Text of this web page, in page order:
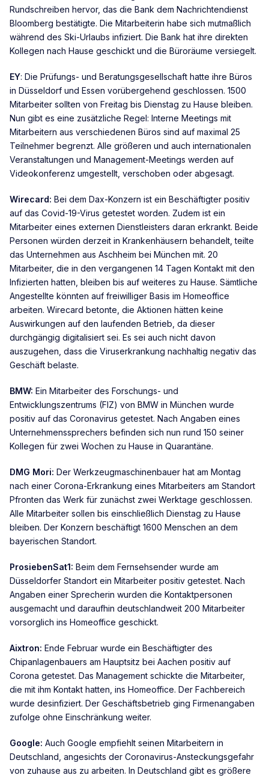
Rundschreiben hervor, das die Bank dem Nachrichtendienst
Bloomberg bestätigte. Die Mitarbeiterin habe sich mutmaßlich
während des Ski-Urlaubs infiziert. Die Bank hat ihre direkten
Kollegen nach Hause geschickt und die Büroräume versiegelt.
EY: Die Prüfungs- und Beratungsgesellschaft hatte ihre Büros
in Düsseldorf und Essen vorübergehend geschlossen. 1500
Mitarbeiter sollten von Freitag bis Dienstag zu Hause bleiben.
Nun gibt es eine zusätzliche Regel: Interne Meetings mit
Mitarbeitern aus verschiedenen Büros sind auf maximal 25
Teilnehmer begrenzt. Alle größeren und auch internationalen
Veranstaltungen und Management-Meetings werden auf
Videokonferenz umgestellt, verschoben oder abgesagt.
Wirecard: Bei dem Dax-Konzern ist ein Beschäftigter positiv
auf das Covid-19-Virus getestet worden. Zudem ist ein
Mitarbeiter eines externen Dienstleisters daran erkrankt. Beide
Personen würden derzeit in Krankenhäusern behandelt, teilte
das Unternehmen aus Aschheim bei München mit. 20
Mitarbeiter, die in den vergangenen 14 Tagen Kontakt mit den
Infizierten hatten, bleiben bis auf weiteres zu Hause. Sämtliche
Angestellte könnten auf freiwilliger Basis im Homeoffice
arbeiten. Wirecard betonte, die Aktionen hätten keine
Auswirkungen auf den laufenden Betrieb, da dieser
durchgängig digitalisiert sei. Es sei auch nicht davon
auszugehen, dass die Viruserkrankung nachhaltig negativ das
Geschäft belaste.
BMW: Ein Mitarbeiter des Forschungs- und
Entwicklungszentrums (FIZ) von BMW in München wurde
positiv auf das Coronavirus getestet. Nach Angaben eines
Unternehmenssprechers befinden sich nun rund 150 seiner
Kollegen für zwei Wochen zu Hause in Quarantäne.
DMG Mori: Der Werkzeugmaschinenbauer hat am Montag
nach einer Corona-Erkrankung eines Mitarbeiters am Standort
Pfronten das Werk für zunächst zwei Werktage geschlossen.
Alle Mitarbeiter sollen bis einschließlich Dienstag zu Hause
bleiben. Der Konzern beschäftigt 1600 Menschen an dem
bayerischen Standort.
ProsiebenSat1: Beim dem Fernsehsender wurde am
Düsseldorfer Standort ein Mitarbeiter positiv getestet. Nach
Angaben einer Sprecherin wurden die Kontaktpersonen
ausgemacht und daraufhin deutschlandweit 200 Mitarbeiter
vorsorglich ins Homeoffice geschickt.
Aixtron: Ende Februar wurde ein Beschäftigter des
Chipanlagenbauers am Hauptsitz bei Aachen positiv auf
Corona getestet. Das Management schickte die Mitarbeiter,
die mit ihm Kontakt hatten, ins Homeoffice. Der Fachbereich
wurde desinfiziert. Der Geschäftsbetrieb ging Firmenangaben
zufolge ohne Einschränkung weiter.
Google: Auch Google empfiehlt seinen Mitarbeitern in
Deutschland, angesichts der Coronavirus-Ansteckungsgefahr
von zuhause aus zu arbeiten. In Deutschland gibt es größere